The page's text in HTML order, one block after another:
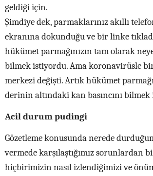
geldiği için.
Şimdiye dek, parmaklarınız akıllı
ekranına dokunduğu ve bir linke
hükümet parmağınızın tam olarak neye
bilmek istiyordu. Ama koronavirüsle
merkezi değişti. Artık hükümet
derinin altındaki kan basıncını bilmek
Acil durum pudingi
Gözetleme konusunda nerede
vermede karşılaştığımız sorunlardan
hiçbirimizin nasıl izlendiğimizi ve